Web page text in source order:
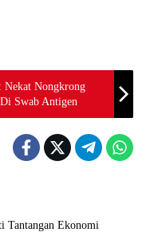
Nekat Nongkrong
Swab Antigen
Tantangan Ekonomi